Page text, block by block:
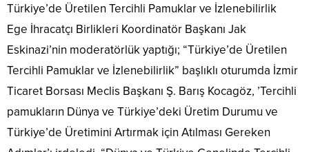
Türkiye’de Üretilen Tercihli Pamuklar ve İzlenebilirlik
Ege İhracatçı Birlikleri Koordinatör Başkanı Jak
Eskinazi’nin moderatörlük yaptığı; “Türkiye’de Üretilen
Tercihli Pamuklar ve İzlenebilirlik” başlıklı oturumda İzmir
Ticaret Borsası Meclis Başkanı Ş. Barış Kocagöz, ’Tercihli
pamukların Dünya ve Türkiye’deki Üretim Durumu ve
Türkiye’de Üretimini Artırmak için Atılması Gereken